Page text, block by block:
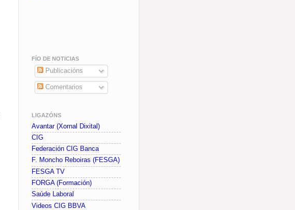
FÍO DE NOTICIAS
Publicacións
Comentarios
LIGAZÓNS
Avantar (Xornal Dixital)
CIG
Federación CIG Banca
F. Moncho Reboiras (FESGA)
FESGA TV
FORGA (Formación)
Saúde Laboral
Videos CIG BBVA